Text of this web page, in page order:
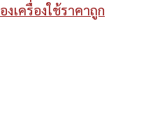
เครื่องใช้ราคาถูก